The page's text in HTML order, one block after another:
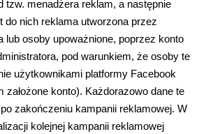
tzw. menadżera reklam, a następnie
do nich reklama utworzona przez
lub osoby upoważnione, poprzez konto
pod warunkiem,że osoby te
użytkownikami platformy Facebook
założone konto). Każdorazowo dane te
zakończeniu kampanii reklamowej. W
kolejnej kampanii reklamowej